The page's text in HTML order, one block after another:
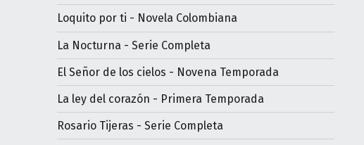
Loquito por ti - Novela Colombiana
La Nocturna - Serie Completa
El Señor de los cielos - Novena Temporada
La ley del corazón - Primera Temporada
Rosario Tijeras - Serie Completa